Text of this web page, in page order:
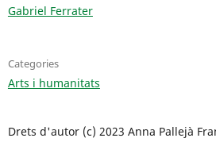
Gabriel Ferrater
Categories
Arts i humanitats
Drets d'autor (c) 2023 Anna Pallejà